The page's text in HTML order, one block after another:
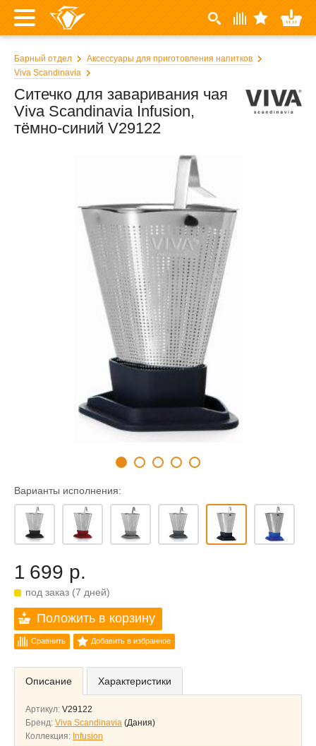
Барный отдел
Аксессуары для приготовления напитков
Viva Scandinavia
Ситечко для заваривания чая
Viva Scandinavia Infusion,
тёмно-синий V29122
Варианты исполнения:
1 699 р.
под заказ (7 дней)
Положить в корзину
Сравнить Добавить в избранное
Описание Характеристики
Артикул: V29122
Бренд: Viva Scandinavia (Дания)
Коллекция: Infusion